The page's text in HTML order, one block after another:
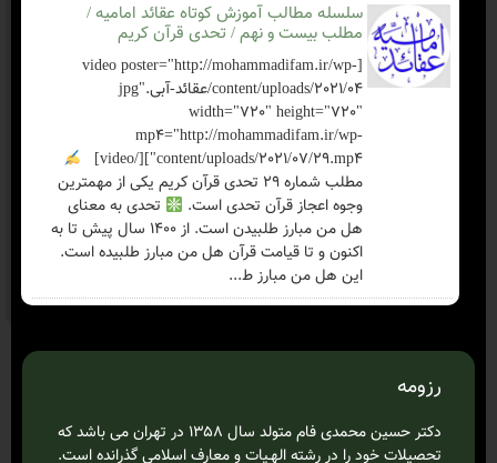
سلسله مطالب آموزش کوتاه عقائد امامیه /
مطلب بیست و نهم / تحدی قرآن کریم
[video poster="http://mohammadifam.ir/wp-
content/uploads/2021/04/عقائد-آبی.jpg"
width="720" height="720"
mp4="http://mohammadifam.ir/wp-
content/uploads/2021/07/29.mp4"][/video]
مطلب شماره ۲۹ تحدی قرآن کریم یکی از مهمترین
وجوه اعجاز قرآن تحدی است.
تحدی به معنای
هل من مبارز طلبیدن است. از ۱۴۰۰ سال پیش تا به
اکنون و تا قیامت قرآن هل من مبارز طلبیده است.
این هل من مبارز ط...
رزومه
دکتر حسین محمدی فام متولد سال ۱۳۵۸ در تهران می باشد که
تحصیلات خود را در رشته الهـیات و معارف اسلامی گذرانده است.